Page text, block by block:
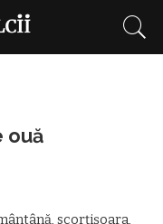
ouă
scorţişoara,